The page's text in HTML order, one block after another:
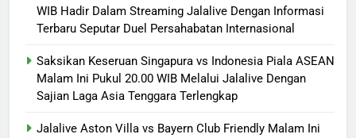
WIB Hadir Dalam Streaming Jalalive Dengan Informasi
Terbaru Seputar Duel Persahabatan Internasional
Saksikan Keseruan Singapura vs Indonesia Piala ASEAN
Malam Ini Pukul 20.00 WIB Melalui Jalalive Dengan
Sajian Laga Asia Tenggara Terlengkap
Jalalive Aston Villa vs Bayern Club Friendly Malam Ini